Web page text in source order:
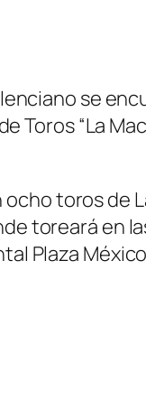
se
Toros “La
toros de
toreará en
Plaza